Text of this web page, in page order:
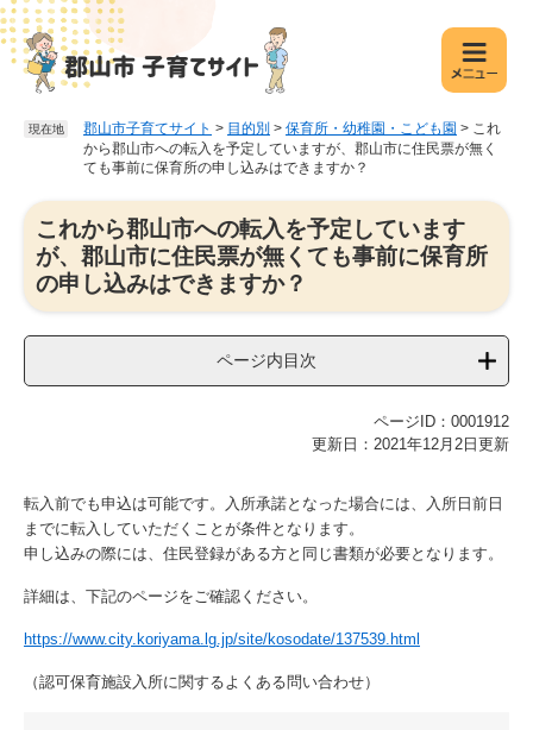
ペ
ー
ジ
メ
ニ
ュ
現在地 郡山市子育てサイト > 目的別 > 保育所・幼稚園・こども園 > これ
から郡山市への転入を予定していますが、郡山市に住民票が無く
ても事前に保育所の申し込みはできますか？
本
文これから郡山市への転入を予定しています
が、郡山市に住民票が無くても事前に保育所
の申し込みはできますか？
ページ内目次
ページID：0001912
更新日：2021年12月2日更新
転入前でも申込は可能です。入所承諾となった場合には、入所日前日
までに転入していただくことが条件となります。
申し込みの際には、住民登録がある方と同じ書類が必要となります。
詳細は、下記のページをご確認ください。
https://www.city.koriyama.lg.jp/site/kosodate/137539.html
（認可保育施設入所に関するよくある問い合わせ）